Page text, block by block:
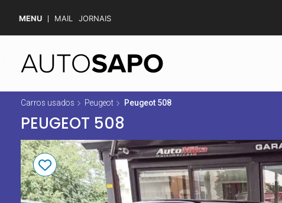
MENU MAIL JORNAIS
Carros usados Peugeot Peugeot 508
PEUGEOT 508